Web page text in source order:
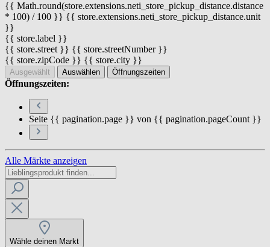
{{ Math.round(store.extensions.neti_store_pickup_distance.distance
* 100) / 100 }} {{ store.extensions.neti_store_pickup_distance.unit
}}
{{ store.label }}
{{ store.street }} {{ store.streetNumber }}
{{ store.zipCode }} {{ store.city }}
Ausgewählt Auswählen Öffnungszeiten
Öffnungszeiten:
Seite {{ pagination.page }} von {{ pagination.pageCount }}
Alle Märkte anzeigen
Wähle deinen Markt